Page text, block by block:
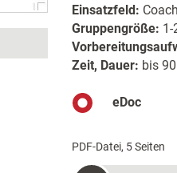
Einsatzfeld:
Gruppengröße: 1-
Zeit, Dauer: bis
eDoc
PDF-Datei, 5 Seiten